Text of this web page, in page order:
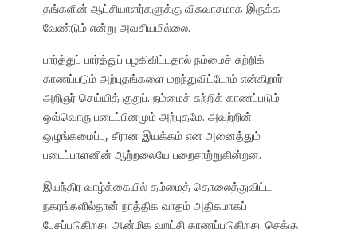
தங்களின் ஆட்சியாளர்களுக்கு விசுவாசமாக இருக்க
வேண்டும் என்று அவசியமில்லை.
பார்த்துப் பார்த்துப் பழகிவிட்டதால் நம்மைச் சுற்றிக்
காணப்படும் அற்புதங்களை மறந்துவிட்டோம் என்கிறார்
அறிஞர் செய்யித் குதுப். நம்மைச் சுற்றிக் காணப்படும்
ஒவ்வொரு படைப்பினமும் அற்புதமே. அவற்றின்
ஒழுங்கமைப்பு, சீரான இயக்கம் என அனைத்தும்
படைப்பாளனின் ஆற்றலையே பறைசாற்றுகின்றன.
இயந்திர வாழ்க்கையில் தம்மைத் தொலைத்துவிட்ட
நகரங்களில்தான் நாத்திக வாதம் அதிகமாகப்
பேசப்படுகிறது. ஆன்மிக வறட்சி காணப்படுகிறது. செக்கு